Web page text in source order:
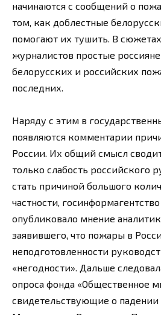
начинаются с сообщений о
том, как доблестные
помогают их тушить. В
журналистов простые
белорусских и российских
последних.
Наряду с этим в
появляются комментарии
России. Их общий смысл
только слабость российского
стать причиной большого
частности,
опубликовало мнение
заявившего, что пожары в
неподготовленности
«негодности». Дальше
опроса фонда «Общественное
свидетельствующие о